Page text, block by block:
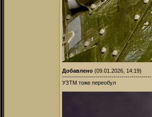
Добавлено (09.01.2026, 14:19)
---------------------------------------------
УЗТМ тоже переобул